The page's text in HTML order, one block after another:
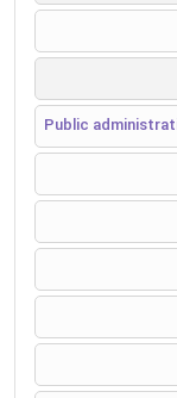
Public